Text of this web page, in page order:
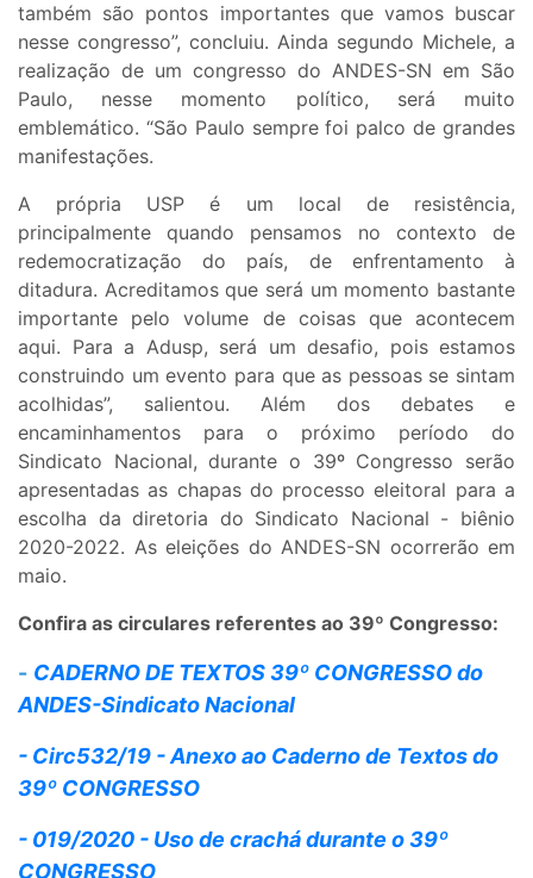
também são pontos importantes que vamos buscar
nesse congresso”, concluiu. Ainda segundo Michele, a
realização de um congresso do ANDES-SN em São
Paulo, nesse momento político, será muito
emblemático. “São Paulo sempre foi palco de grandes
manifestações.
A própria USP é um local de resistência,
principalmente quando pensamos no contexto de
redemocratização do país, de enfrentamento à
ditadura. Acreditamos que será um momento bastante
importante pelo volume de coisas que acontecem
aqui. Para a Adusp, será um desafio, pois estamos
construindo um evento para que as pessoas se sintam
acolhidas”, salientou. Além dos debates e
encaminhamentos para o próximo período do
Sindicato Nacional, durante o 39º Congresso serão
apresentadas as chapas do processo eleitoral para a
escolha da diretoria do Sindicato Nacional - biênio
2020-2022. As eleições do ANDES-SN ocorrerão em
maio.
Confira as circulares referentes ao 39º Congresso:
- CADERNO DE TEXTOS 39º CONGRESSO do
ANDES-Sindicato Nacional
- Circ532/19 - Anexo ao Caderno de Textos do
39º CONGRESSO
- 019/2020 - Uso de crachá durante o 39º
CONGRESSO